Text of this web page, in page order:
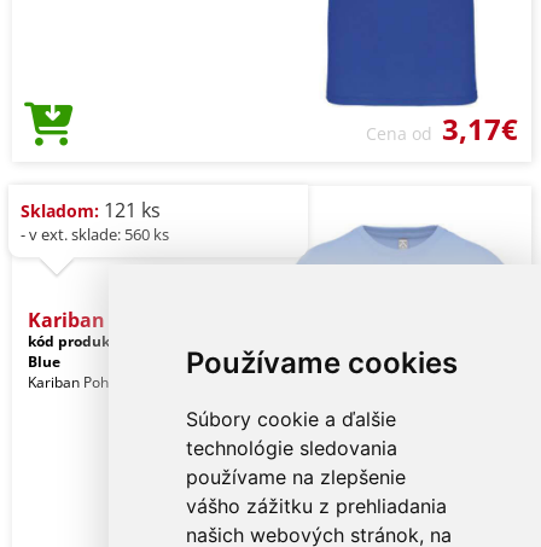
Používame cookies
Súbory cookie a ďalšie
technológie sledovania
používame na zlepšenie
vášho zážitku z prehliadania
našich webových stránok, na
Cena od 3,17€
Skladom: 121 ks
- v ext. sklade: 560 ks
Kariban Bio150ic Men's Ro
kód produktu:
Blue
Kariban Pohlavie: Muži